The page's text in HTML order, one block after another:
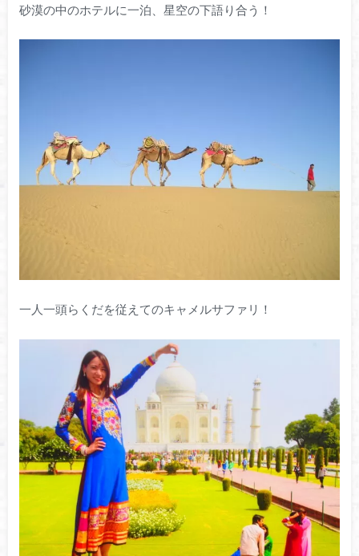
砂漠の中のホテルに一泊、星空の下語り合う！
一人一頭らくだを従えてのキャメルサファリ！